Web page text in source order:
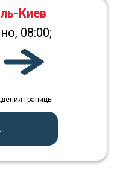
Киев
08:00;
границы